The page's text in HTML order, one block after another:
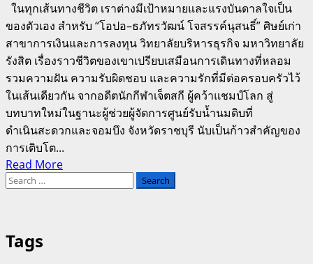
ในทุกเส้นทางชีวิต เราต่างมีเป้าหมายและแรงบันดาลใจเป็น
ของตัวเอง สำหรับ “โอปอ–ธภัทรวัฒน์ โจสรรค์นุสนธิ์” ศิษย์เก่า
สาขาการเงินและการลงทุน วิทยาลัยบริหารธุรกิจ มหาวิทยาลัย
รังสิต เรื่องราวชีวิตของเขาเปรียบเสมือนการเดินทางที่หลอม
รวมความฝัน ความรับผิดชอบ และความรักที่มีต่อครอบครัวไว้
ในเส้นเดียวกัน จากอดีตนักกีฬาเจ็ตสกี ผู้คว้าแชมป์โลก สู่
บทบาทใหม่ในฐานะผู้ช่วยผู้จัดการศูนย์รับน้ำนมดิบที่
ดำเนินสะดวกและจอมบึง จังหวัดราชบุรี นับเป็นก้าวสำคัญของ
การเติบโต...
Read MoreRead
Search
Tags